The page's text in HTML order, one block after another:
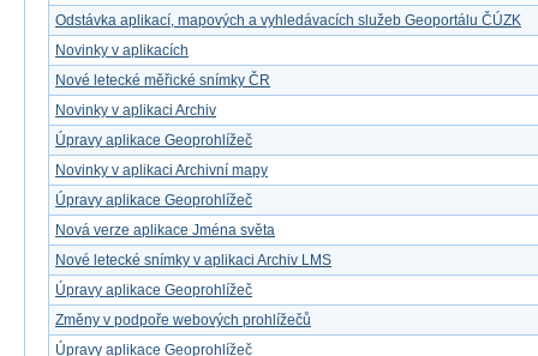
Odstávka aplikací, mapových a vyhledávacích služeb Geoportálu ČÚZK
Novinky v aplikacích
Nové letecké měřické snímky ČR
Novinky v aplikaci Archiv
Úpravy aplikace Geoprohlížeč
Novinky v aplikaci Archivní mapy
Úpravy aplikace Geoprohlížeč
Nová verze aplikace Jména světa
Nové letecké snímky v aplikaci Archiv LMS
Úpravy aplikace Geoprohlížeč
Změny v podpoře webových prohlížečů
Úpravy aplikace Geoprohlížeč